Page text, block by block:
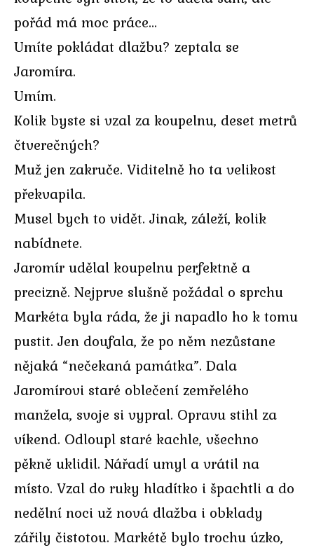
pořád má moc práce…
Umíte pokládat dlažbu? zeptala se
Jaromíra.
Umím.
Kolik byste si vzal za koupelnu, deset metrů
čtverečných?
Muž jen zakruče. Viditelně ho ta velikost
překvapila.
Musel bych to vidět. Jinak, záleží, kolik
nabídnete.
Jaromír udělal koupelnu perfektně a
precizně. Nejprve slušně požádal o sprchu
Markéta byla ráda, že ji napadlo ho k tomu
pustit. Jen doufala, že po něm nezůstane
nějaká “nečekaná památka”. Dala
Jaromírovi staré oblečení zemřelého
manžela, svoje si vypral. Opravu stihl za
víkend. Odloupl staré kachle, všechno
pěkně uklidil. Nářadí umyl a vrátil na
místo. Vzal do ruky hladítko i špachtli a do
nedělní noci už nová dlažba i obklady
zářily čistotou. Markétě bylo trochu úzko,